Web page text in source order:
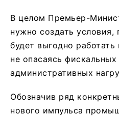
В целом Премьер-
нужно создать условия,
будет выгодно
не опасаясь
административных
Обозначив ряд
нового импульса